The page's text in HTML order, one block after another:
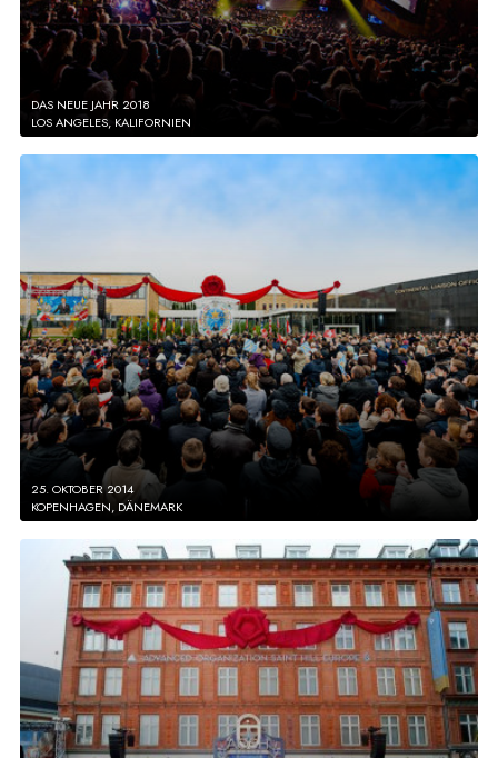
DAS NEUE JAHR 2018
LOS ANGELES, KALIFORNIEN
25. OKTOBER 2014
KOPENHAGEN, DÄNEMARK